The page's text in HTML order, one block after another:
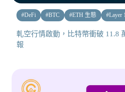
#DeFi #BTC #ETH 生態 #Layer
軋空行情啟動，比特幣衝破 11.8
報